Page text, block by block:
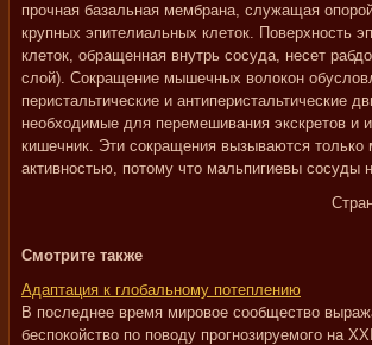
прочная базальная мембрана, служащая
крупных эпителиальных клеток. Поверхность
клеток, обращенная внутрь сосуда, несет
слой). Сокращение мышечных волокон
перистальтические и антиперистальтические
необходимые для перемешивания экскретов и
кишечник. Эти сокращения вызываются
активностью, потому что мальпигиевы сосуды
Смотрите также
Адаптация к глобальному потеплению
В последнее время мировое сообщество
беспокойство по поводу прогнозируемого на